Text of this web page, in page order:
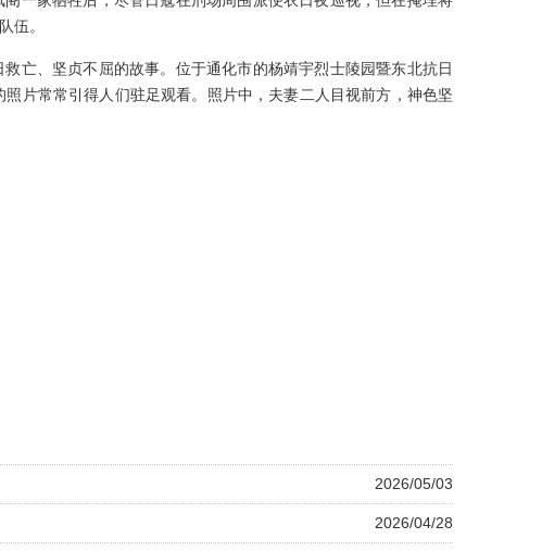
伍。
亡、坚贞不屈的故事。位于通化市的杨靖宇烈士陵园暨东北抗日
片常常引得人们驻足观看。照片中，夫妻二人目视前方，神色坚
2026/05/03
2026/04/28